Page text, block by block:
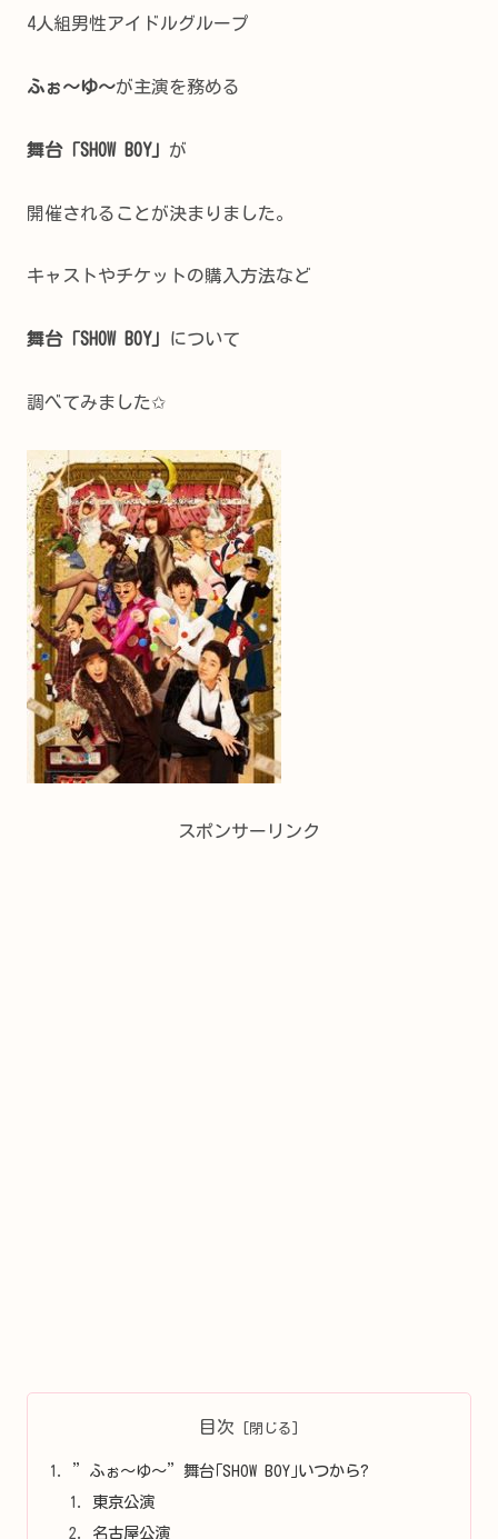
4人組男性アイドルグループ
ふぉ～ゆ～が主演を務める
舞台「SHOW BOY」 が
開催されることが決まりました。
キャストやチケットの購入方法など
舞台「SHOW BOY」 について
調べてみました✩
スポンサーリンク
目次
”ふぉ～ゆ～”舞台｢SHOW BOY｣いつから?
東京公演
名古屋公演